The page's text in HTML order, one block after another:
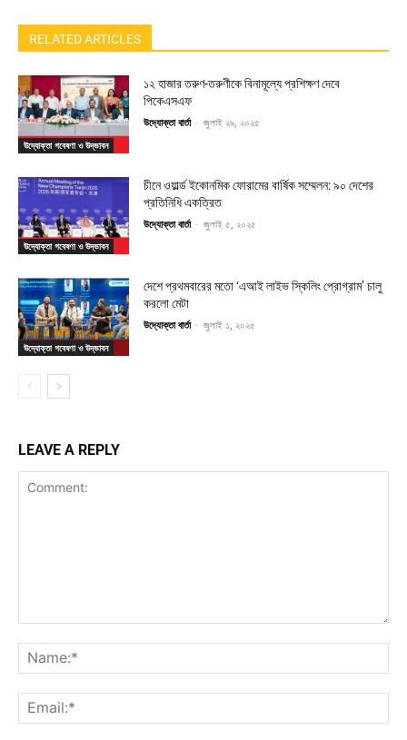
RELATED ARTICLES
উদ্যোক্তা গবেষণা ও উদ্ভাবন
১২ হাজার তরুণ-তরুণীকে বিনামূল্যে প্রশিক্ষণ দেবে
পিকেএসএফ
উদ্যোক্তা বার্তা - জুলাই ২৯, ২০২৫
উদ্যোক্তা গবেষণা ও উদ্ভাবন
চীনে ওয়ার্ল্ড ইকোনমিক ফোরামের বার্ষিক সম্মেলন: ৯০ দেশের
প্রতিনিধি একত্রিত
উদ্যোক্তা বার্তা - জুলাই ৫, ২০২৫
উদ্যোক্তা গবেষণা ও উদ্ভাবন
দেশে প্রথমবারের মতো ‘এআই লাইভ স্কিলিং প্রোগ্রাম’ চালু
করলো মেটা
উদ্যোক্তা বার্তা - জুলাই ১, ২০২৫
LEAVE A REPLY